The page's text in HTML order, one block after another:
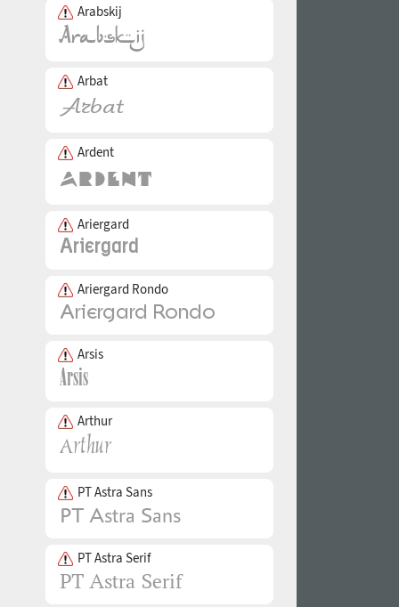
Arabskij
Arbat
Ardent
Ariergard
Ariergard Rondo
Arsis
Arthur
PT Astra Sans
PT Astra Serif